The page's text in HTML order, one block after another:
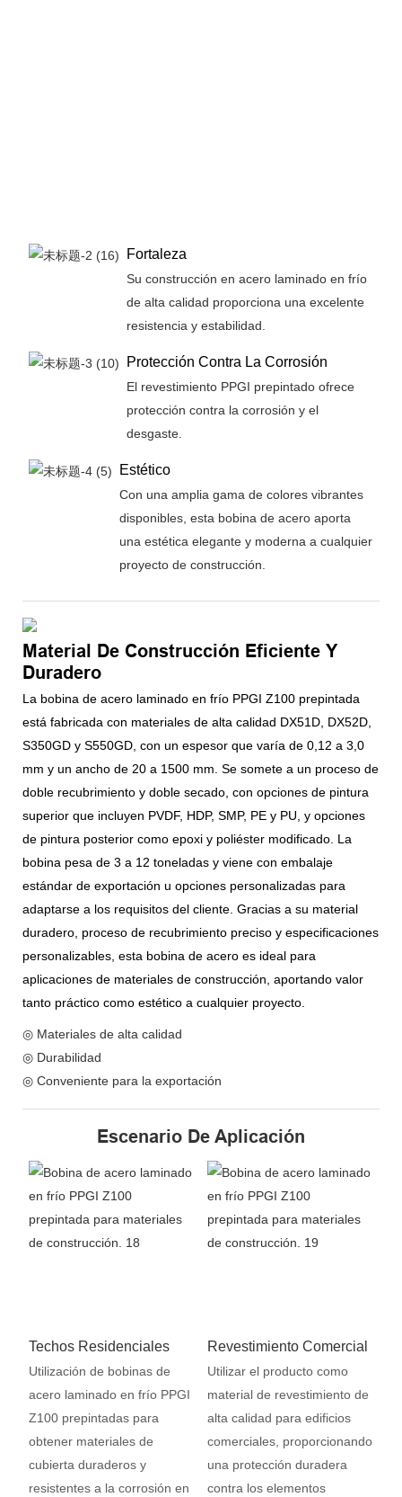
Fortaleza
Su construcción en acero laminado en frío
de alta calidad proporciona una excelente
resistencia y estabilidad.
Protección Contra La Corrosión
El revestimiento PPGI prepintado ofrece
protección contra la corrosión y el
desgaste.
Estético
Con una amplia gama de colores vibrantes
disponibles, esta bobina de acero aporta
una estética elegante y moderna a cualquier
proyecto de construcción.
Material De Construcción Eficiente Y
Duradero
La bobina de acero laminado en frío PPGI Z100 prepintada
está fabricada con materiales de alta calidad DX51D, DX52D,
S350GD y S550GD, con un espesor que varía de 0,12 a 3,0
mm y un ancho de 20 a 1500 mm. Se somete a un proceso de
doble recubrimiento y doble secado, con opciones de pintura
superior que incluyen PVDF, HDP, SMP, PE y PU, y opciones
de pintura posterior como epoxi y poliéster modificado. La
bobina pesa de 3 a 12 toneladas y viene con embalaje
estándar de exportación u opciones personalizadas para
adaptarse a los requisitos del cliente. Gracias a su material
duradero, proceso de recubrimiento preciso y especificaciones
personalizables, esta bobina de acero es ideal para
aplicaciones de materiales de construcción, aportando valor
tanto práctico como estético a cualquier proyecto.
◎ Materiales de alta calidad
◎ Durabilidad
◎ Conveniente para la exportación
Escenario De Aplicación
Techos Residenciales
Utilización de bobinas de
acero laminado en frío PPGI
Z100 prepintadas para
obtener materiales de
cubierta duraderos y
resistentes a la corrosión en
Revestimiento Comercial
Utilizar el producto como
material de revestimiento de
alta calidad para edificios
comerciales, proporcionando
una protección duradera
contra los elementos